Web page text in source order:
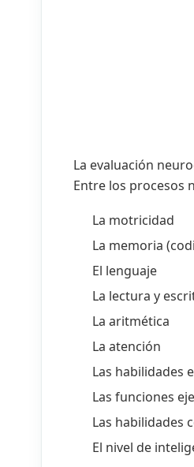
La evaluación
Entre los procesos
La motricidad
La memoria
El lenguaje
La lectura y
La aritmética
La atención
Las habilidades
Las funciones
Las habilidades
El nivel de